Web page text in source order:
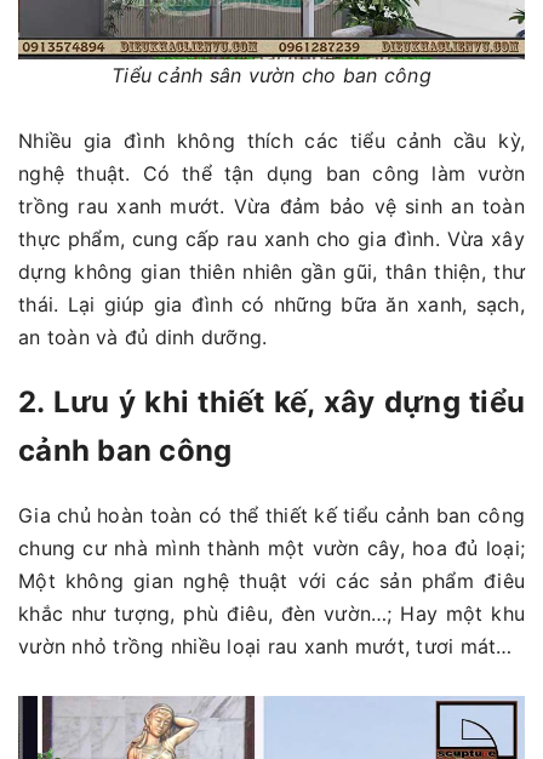
Tiểu cảnh sân vườn cho ban công
Nhiều gia đình không thích các tiểu cảnh cầu kỳ,
nghệ thuật. Có thể tận dụng ban công làm vườn
trồng rau xanh mướt. Vừa đảm bảo vệ sinh an toàn
thực phẩm, cung cấp rau xanh cho gia đình. Vừa xây
dựng không gian thiên nhiên gần gũi, thân thiện, thư
thái. Lại giúp gia đình có những bữa ăn xanh, sạch,
an toàn và đủ dinh dưỡng.
2. Lưu ý khi thiết kế, xây dựng tiểu
cảnh ban công
Gia chủ hoàn toàn có thể thiết kế tiểu cảnh ban công
chung cư nhà mình thành một vườn cây, hoa đủ loại;
Một không gian nghệ thuật với các sản phẩm điêu
khắc như tượng, phù điêu, đèn vườn…; Hay một khu
vườn nhỏ trồng nhiều loại rau xanh mướt, tươi mát…